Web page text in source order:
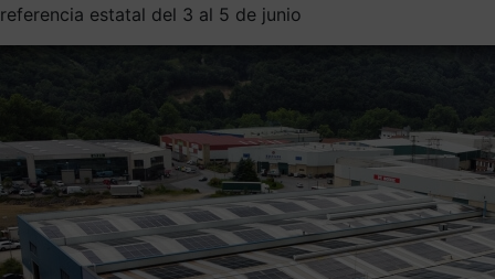
referencia estatal del 3 al 5 de junio